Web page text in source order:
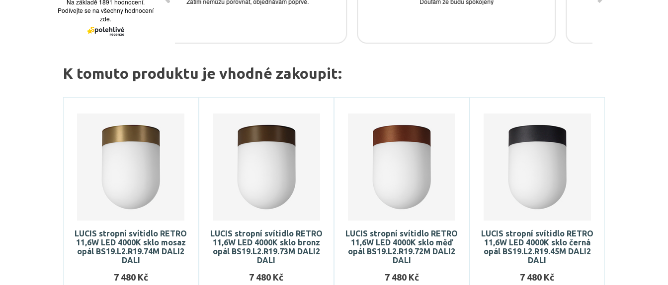
K tomuto produktu je vhodné zakoupit:
LUCIS stropní svítidlo RETRO
11,6W LED 4000K sklo mosaz
opál BS19.L2.R19.74M DALI2
DALI
7 480 Kč
LUCIS stropní svítidlo RETRO
11,6W LED 4000K sklo bronz
opál BS19.L2.R19.73M DALI2
DALI
7 480 Kč
LUCIS stropní svítidlo RETRO
11,6W LED 4000K sklo měď
opál BS19.L2.R19.72M DALI2
DALI
7 480 Kč
LUCIS stropní svítidlo RETRO
11,6W LED 4000K sklo černá
opál BS19.L2.R19.45M DALI2
DALI
7 480 Kč